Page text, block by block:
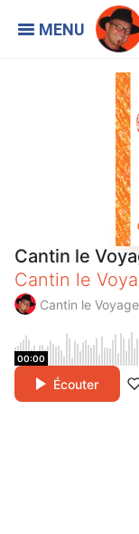
Cantin le
Cantin le
Cantin le
00:00
Écouter